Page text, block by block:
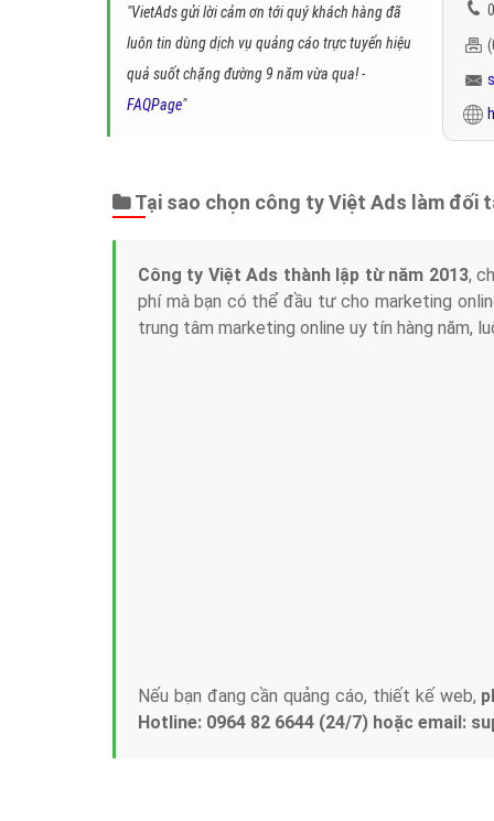
"VietAds gửi lời cảm ơn tới quý khách hàng đã
luôn tin dùng dịch vụ quảng cáo trực tuyến hiệu
quả suốt chặng đường 9 năm vừa qua! -
FAQPage"
Tại sao chọn công ty Việt Ads làm đối